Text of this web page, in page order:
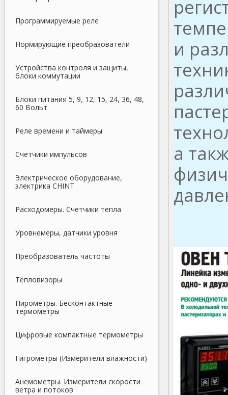
Программируемые реле
Нормирующие преобразователи
Устройства контроля и защиты,
блоки коммутации
Блоки питания 5, 9, 12, 15, 24, 36, 48,
60 Вольт
Реле времени и таймеры
Счетчики импульсов
Электрическое оборудование,
электрика CHINT
Расходомеры. Счетчики тепла
Уровнемеры, датчики уровня
Преобразователь частоты
Тепловизоры
Пирометры. Бесконтактные
термометры
Цифровые компактные термометры
Гигрометры (Измерители влажности)
Анемометры. Измерители скорости
ветра и потоков
и
а